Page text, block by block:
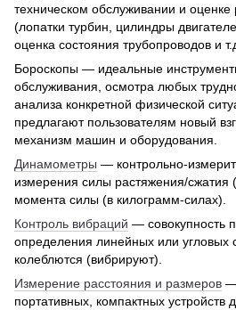
техническом обслуживании и оценке
(лопатки турбин, цилиндры
оценка состояния трубопроводов и
Бороскопы — идеальные
обслуживания, осмотра любых
анализа конкретной физической
предлагают пользователям новый
механизм машин и оборудования.
Динамометры — контрольно-
измерения силы растяжения/сжатия
момента силы (в килограмм-силах).
Контроль вибраций — совокупность
определения линейных или угловых
колеблются (вибрируют).
Измерение расстояния и размеров —
портативных, компактных устройств